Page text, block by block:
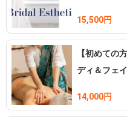
15,500円
【初めての
ディ＆フェ
14,000円